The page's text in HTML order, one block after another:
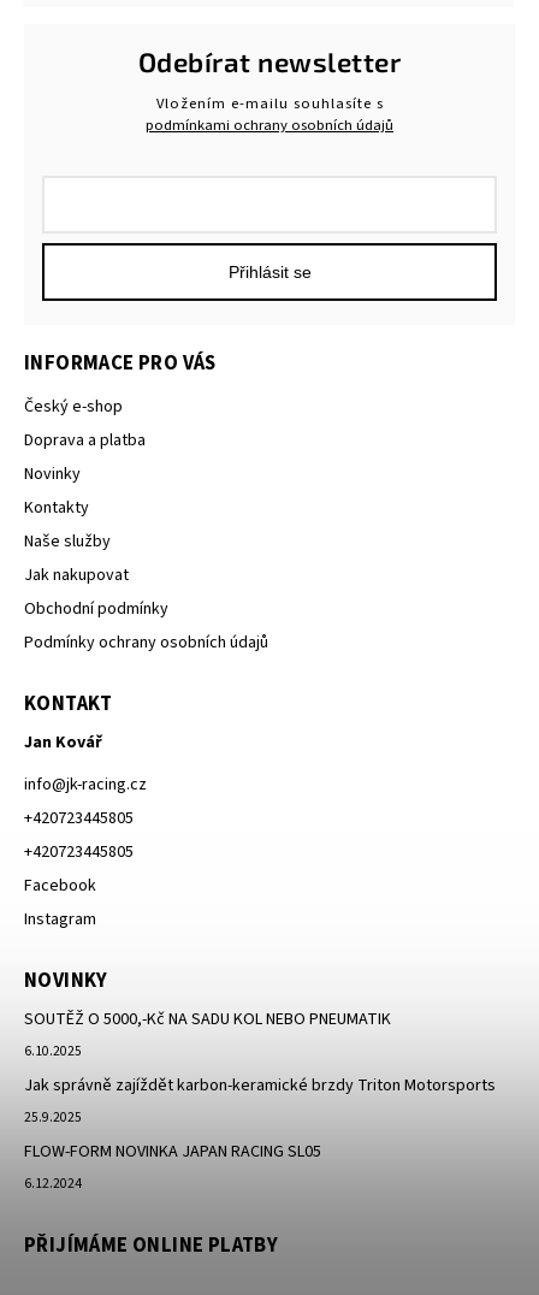
INFORMACE PRO VÁS
Český e-shop
Doprava a platba
Novinky
Kontakty
Naše služby
Jak nakupovat
Obchodní podmínky
Podmínky ochrany osobních údajů
KONTAKT
Jan Kovář
info@jk-racing.cz
+420723445805
+420723445805
Facebook
Instagram
NOVINKY
SOUTĚŽ O 5000,-Kč NA SADU KOL NEBO PNEUMATIK
6.10.2025
Jak správně zajíždět karbon-keramické brzdy Triton Motorsports
25.9.2025
FLOW-FORM NOVINKA JAPAN RACING SL05
6.12.2024
PŘIJÍMÁME ONLINE PLATBY
Odebírat newsletter
Vložením e-mailu souhlasíte s
podmínkami ochrany osobních údajů
Přihlásit se